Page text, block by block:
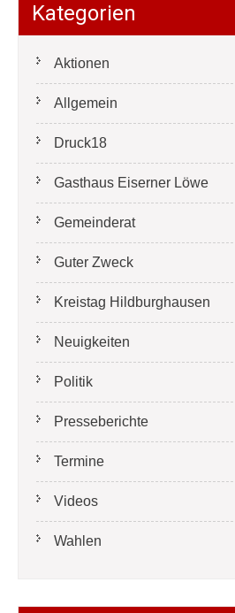
Kategorien
Aktionen
Allgemein
Druck18
Gasthaus Eiserner Löwe
Gemeinderat
Guter Zweck
Kreistag Hildburghausen
Neuigkeiten
Politik
Presseberichte
Termine
Videos
Wahlen